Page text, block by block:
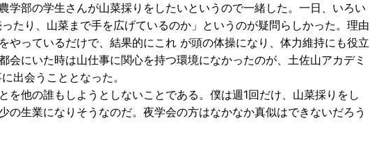
部の学生さんが山菜採りをしたいというので一緒した。一日、いろい
たり、山菜まで手を広げているのか」というのが疑問らしかった。理由
やっているだけで、結果的にこれ が頭の体操になり、体力維持にも役立
会にいた時は山仕事に関心を持つ環境になかったのが、土佐山アカデミ
出会うこととなった。
他の誰もしようとしないことである。僕は週1回だけ、山菜採りをし
の生業になりそうなのだ。夜学会の方はなかなか真似はできないだろう